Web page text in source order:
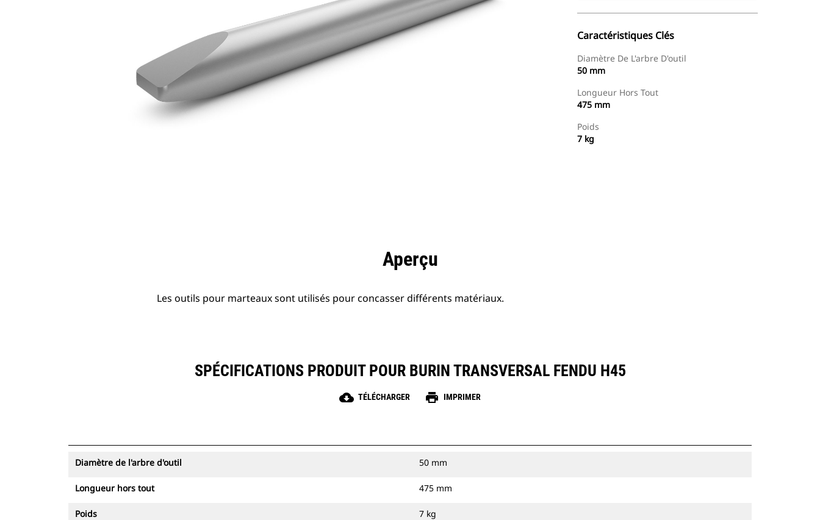
Caractéristiques Clés
Diamètre De L'arbre D'outil
50 mm
Longueur Hors Tout
475 mm
Poids
7 kg
Aperçu
Les outils pour marteaux sont utilisés pour concasser différents matériaux.
SPÉCIFICATIONS PRODUIT POUR BURIN TRANSVERSAL FENDU H45
cloud_download TÉLÉCHARGER print IMPRIMER
Diamètre de l'arbre d'outil 50 mm
Longueur hors tout 475 mm
Poids 7 kg